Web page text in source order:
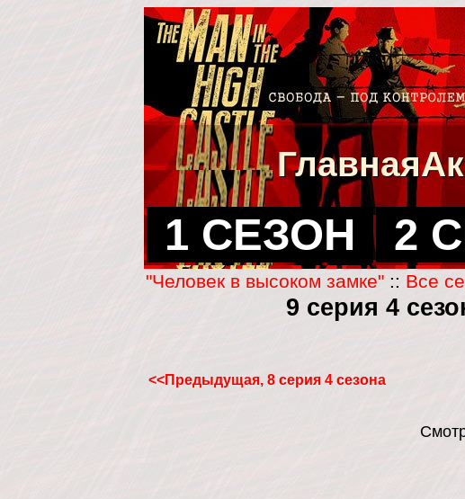
Главная
1 СЕЗОН 2
"Человек в высоком замке" :: Все
9 серия 4
<<Предыдущая, 8 серия 4 сезона